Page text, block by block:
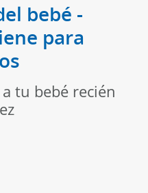
bebé -
para
tu bebé recién